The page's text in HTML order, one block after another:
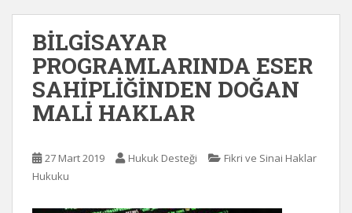
BİLGİSAYAR
PROGRAMLARINDA ESER
SAHİPLİĞİNDEN DOĞAN
MALİ HAKLAR
27 Mart 2019 Hukuk Desteği
Fikri ve Sinai Haklar
Hukuku